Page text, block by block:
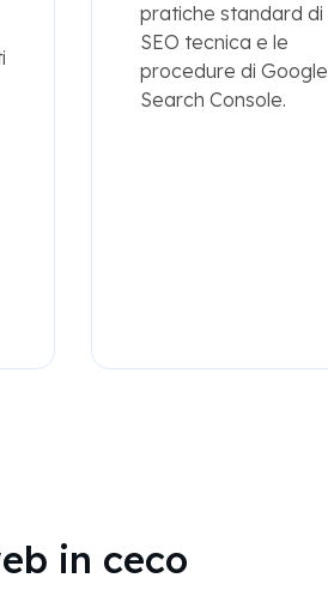
pratiche standard di
SEO tecnica e le
procedure di Google
Search Console.
in ceco